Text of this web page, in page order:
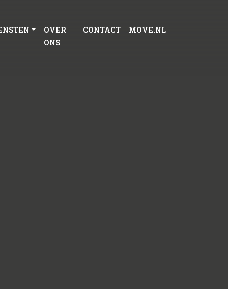
OVER
ONS
CONTACT MOVE.NL